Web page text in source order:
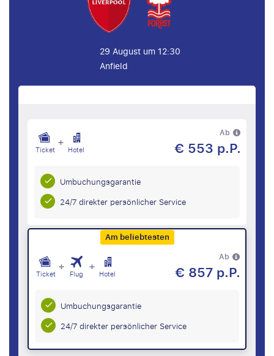
29 August um 12:30
Anfield
Ticket + Hotel
Ab
€ 553 p.P.
Umbuchungsgarantie
24/7 direkter persönlicher Service
Am beliebtesten
Ticket + Flug + Hotel
Ab
€ 857 p.P.
Umbuchungsgarantie
24/7 direkter persönlicher Service